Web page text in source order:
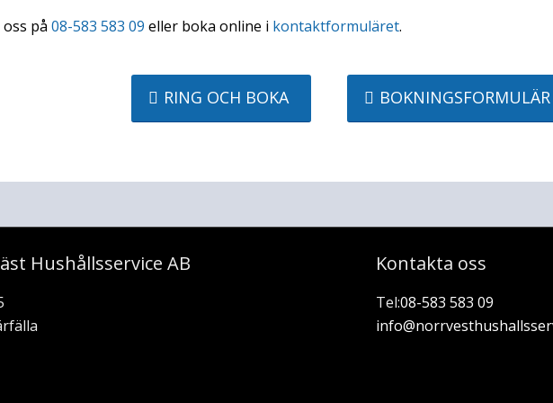
oss på 08-583 583 09 eller boka online i kontaktformuläret.
RING OCH BOKA BOKNINGSFORMULÄR
Hushållsservice AB Kontakta oss
Tel:08-583 583 09